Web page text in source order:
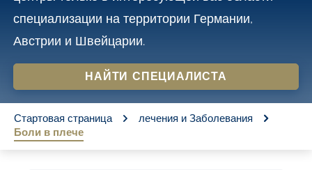
специализации на территории Германии,
Австрии и Швейцарии.
НАЙТИ СПЕЦИАЛИСТА
You are here:
Стартовая страница
лечения и Заболевания
Боли в плече